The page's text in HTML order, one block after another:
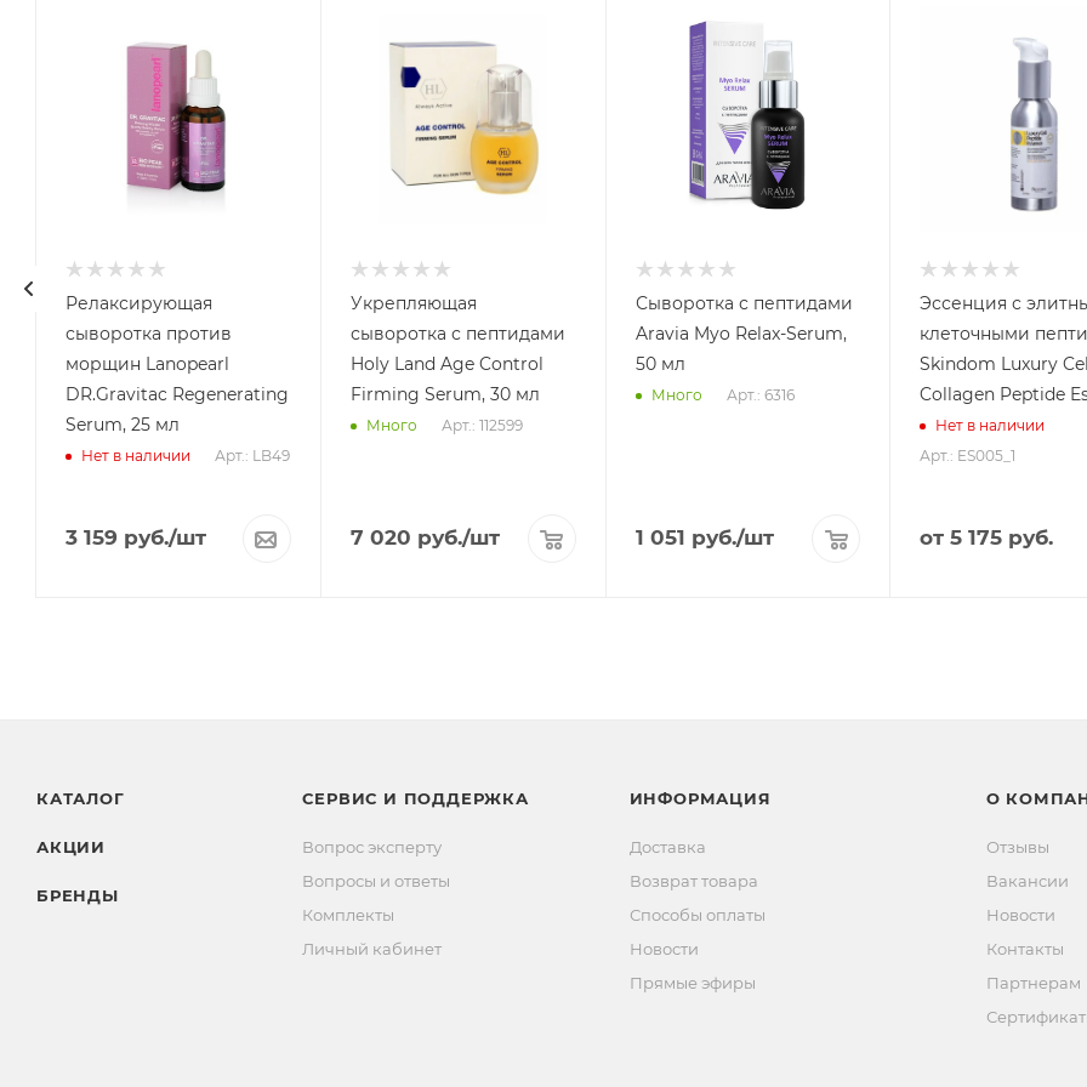
Релаксирующая
сыворотка против
морщин Lanopearl
DR.Gravitac Regenerating
Serum, 25 мл
Нет в наличии Арт.: LB49
3 159 руб./шт
Укрепляющая
сыворотка с пептидами
Holy Land Age Control
Firming Serum, 30 мл
Много Арт.: 112599
7 020 руб./шт
Сыворотка с пептидами
Aravia Myo Relax-Serum,
50 мл
Много Арт.: 6316
1 051 руб./шт
Эссенция с
клеточными
Skindom Luxury
Collagen Peptide
Нет в наличии
Арт.: ES005_1
от5 175 руб.
КАТАЛОГ
АКЦИИ
БРЕНДЫ
СЕРВИС И ПОДДЕРЖКА
Вопрос эксперту
Вопросы и ответы
Комплекты
Личный кабинет
ИНФОРМАЦИЯ
Доставка
Возврат товара
Способы оплаты
Новости
Прямые эфиры
О
Отзывы
Вакансии
Новости
Контакты
Партнерам